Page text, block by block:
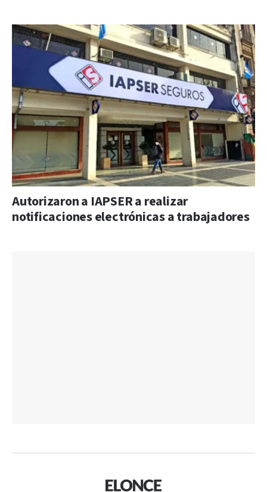
Autorizaron a IAPSER a realizar
notificaciones electrónicas a trabajadores